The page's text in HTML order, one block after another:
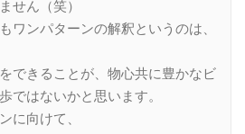
せん（笑）
ワンパターンの解釈というのは、
できることが、物心共に豊かなビ
ではないかと思います。
に向けて、